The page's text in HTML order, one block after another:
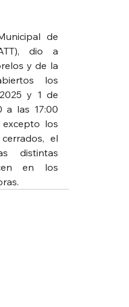
de
dio a
y de la
los
y 1 de
a las 17:00
los
el
distintas
en los